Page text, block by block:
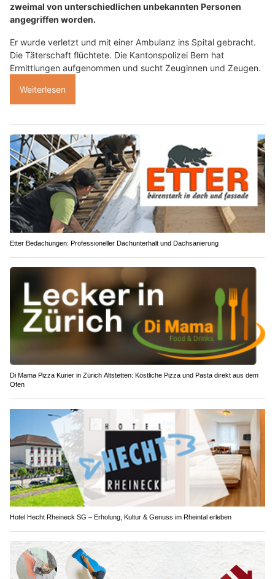
zweimal von unterschiedlichen unbekannten Personen
angegriffen worden.
Er wurde verletzt und mit einer Ambulanz ins Spital gebracht.
Die Täterschaft flüchtete. Die Kantonspolizei Bern hat
Ermittlungen aufgenommen und sucht Zeuginnen und Zeugen.
Weiterlesen
Etter Bedachungen: Professioneller Dachunterhalt und Dachsanierung
Di Mama Pizza Kurier in Zürich Altstetten: Köstliche Pizza und Pasta direkt aus dem
Ofen
Hotel Hecht Rheineck SG – Erholung, Kultur & Genuss im Rheintal erleben